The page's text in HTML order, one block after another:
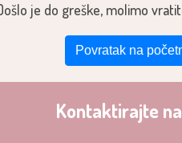
je do greške, molimo
Povratak na
Kontaktirajte